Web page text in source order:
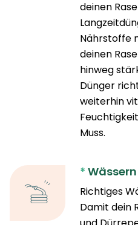
deinen
Nährstoffe
deinen
hinweg
Dünger
weiterhin
Muss.
* Wässern
Richtiges
Damit dein